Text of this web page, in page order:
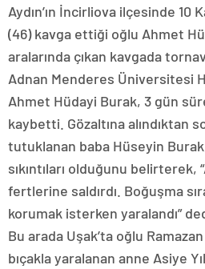
Aydın’ın İncirliova ilçesinde 10
(46) kavga ettiği oğlu Ahmet
aralarında çıkan kavgada
Adnan Menderes Üniversitesi
Ahmet Hüdayi Burak, 3 gün
kaybetti. Gözaltına alındıktan
tutuklanan baba Hüseyin
sıkıntıları olduğunu belirterek,
fertlerine saldırdı. Boğuşma
korumak isterken yaralandı”
Bu arada Uşak’ta oğlu Ramazan
bıçakla yaralanan anne Asiye